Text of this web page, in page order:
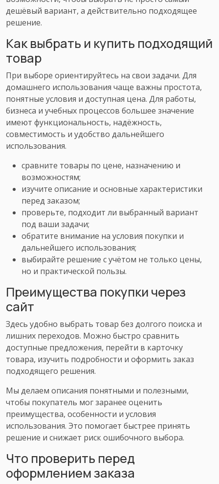
дешёвый вариант, а действительно подходящее
решение.
Как выбрать и купить подходящий
товар
При выборе ориентируйтесь на свои задачи. Для
домашнего использования чаще важны простота,
понятные условия и доступная цена. Для работы,
бизнеса и учебных процессов большее значение
имеют функциональность, надёжность,
совместимость и удобство дальнейшего
использования.
сравните товары по цене, назначению и
возможностям;
изучите описание и основные характеристики
перед заказом;
проверьте, подходит ли выбранный вариант
под ваши задачи;
обратите внимание на условия покупки и
дальнейшего использования;
выбирайте решение с учётом не только цены,
но и практической пользы.
Преимущества покупки через
сайт
Здесь удобно выбрать товар без долгого поиска и
лишних переходов. Можно быстро сравнить
доступные предложения, перейти в карточку
товара, изучить подробности и оформить заказ
подходящего решения.
Мы делаем описания понятными и полезными,
чтобы покупатель мог заранее оценить
преимущества, особенности и условия
использования. Это помогает быстрее принять
решение и снижает риск ошибочного выбора.
Что проверить перед
оформлением заказа